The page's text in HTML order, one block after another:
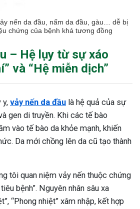
nến da đầu, nấm da đầu, gàu… dễ bị
chứng của bệnh khá tương đồng
– Hệ lụy từ sự xáo
và “Hệ miễn dịch”
y, vảy nến da đầu là hệ quả của sự
gen di truyền. Khi các tế bào
vào tế bào da khỏe mạnh, khiến
Da mới chồng lên da cũ tạo thành
tôi quan niệm vảy nến thuộc chứng
bệnh”. Nguyên nhân sâu xa
“Phong nhiệt” xâm nhập, kết hợp